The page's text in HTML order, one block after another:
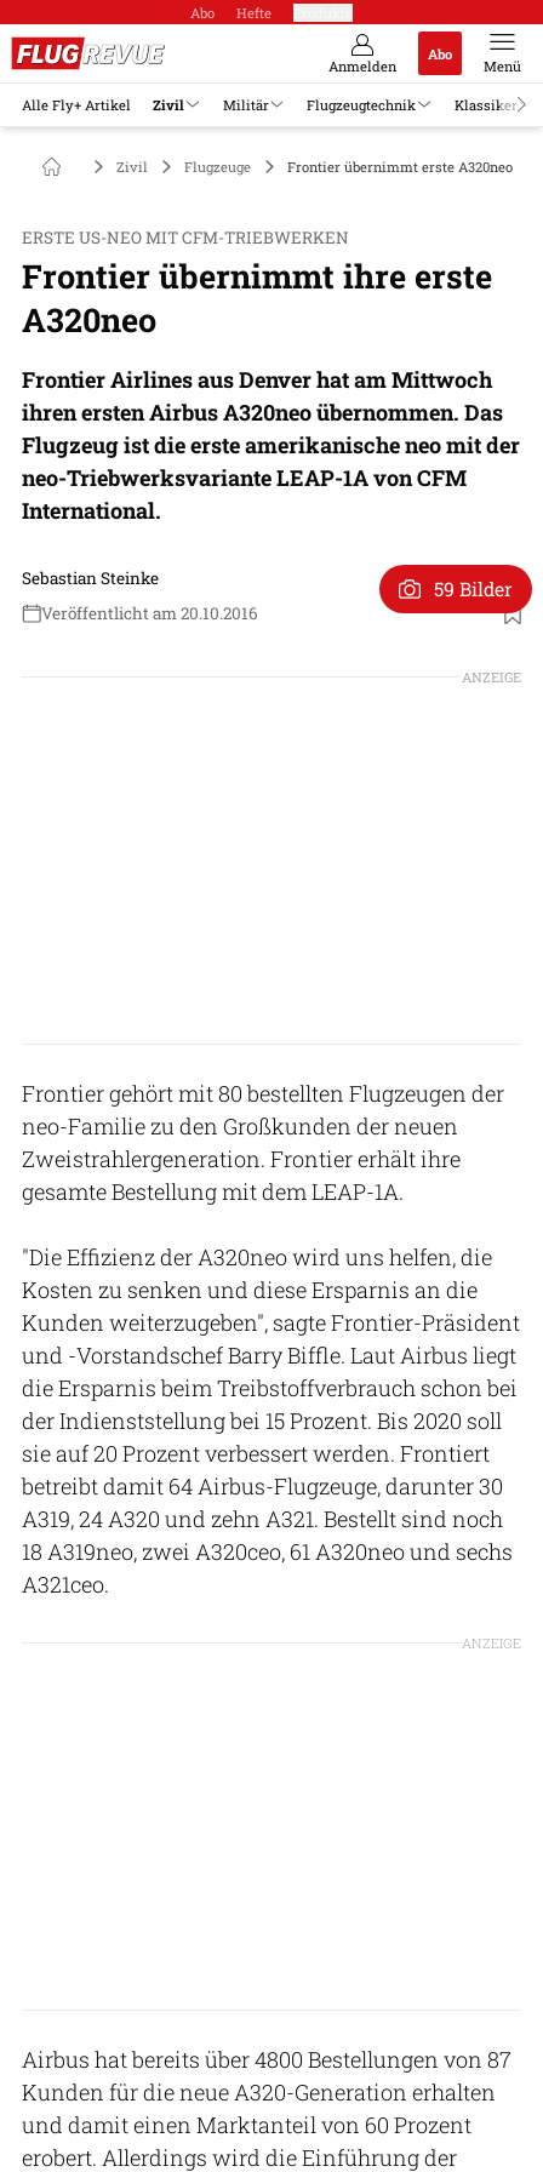
Abo Hefte
Anmelden
Abo
Menü
Alle Fly+ Artikel Zivil Militär Flugzeugtechnik Klassiker
Zivil Flugzeuge Frontier übernimmt erste A320neo
ERSTE US-NEO MIT CFM-TRIEBWERKEN
Frontier übernimmt ihre erste
A320neo
Frontier Airlines aus Denver hat am Mittwoch
ihren ersten Airbus A320neo übernommen. Das
Flugzeug ist die erste amerikanische neo mit der
neo-Triebwerksvariante LEAP-1A von CFM
International.
Sebastian Steinke
Veröffentlicht am 20.10.2016
59 Bilder
ANZEIGE
Frontier gehört mit 80 bestellten Flugzeugen der
neo-Familie zu den Großkunden der neuen
Zweistrahlergeneration. Frontier erhält ihre
gesamte Bestellung mit dem LEAP-1A.
"Die Effizienz der A320neo wird uns helfen, die
Kosten zu senken und diese Ersparnis an die
Kunden weiterzugeben", sagte Frontier-Präsident
und -Vorstandschef Barry Biffle. Laut Airbus liegt
die Ersparnis beim Treibstoffverbrauch schon bei
der Indienststellung bei 15 Prozent. Bis 2020 soll
sie auf 20 Prozent verbessert werden. Frontiert
betreibt damit 64 Airbus-Flugzeuge, darunter 30
A319, 24 A320 und zehn A321. Bestellt sind noch
18 A319neo, zwei A320ceo, 61 A320neo und sechs
A321ceo.
ANZEIGE
Airbus hat bereits über 4800 Bestellungen von 87
Kunden für die neue A320-Generation erhalten
und damit einen Marktanteil von 60 Prozent
erobert. Allerdings wird die Einführung der